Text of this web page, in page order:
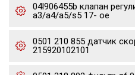
04l906455b клапан
a3/a4/a5/s5 17- oe
0501 210 855 датчик
215920102101